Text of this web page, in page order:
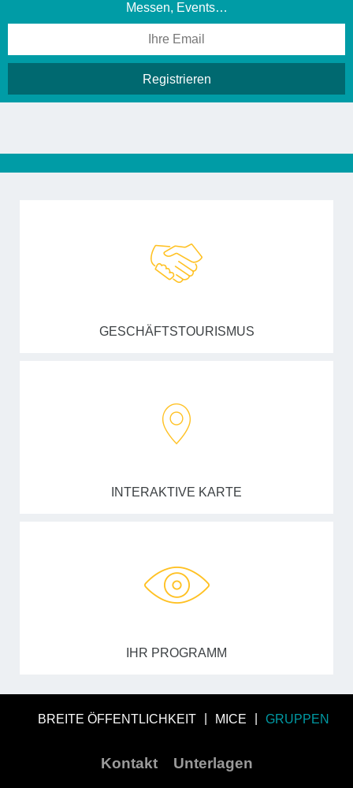
Messen, Events…
GESCHÄFTSTOURISMUS
INTERAKTIVE KARTE
IHR PROGRAMM
BREITE ÖFFENTLICHKEIT MICE GRUPPEN
Kontakt Unterlagen